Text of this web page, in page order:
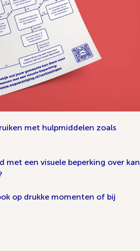
met hulpmiddelen zoals
met een visuele beperking over kan
op drukke momenten of bij